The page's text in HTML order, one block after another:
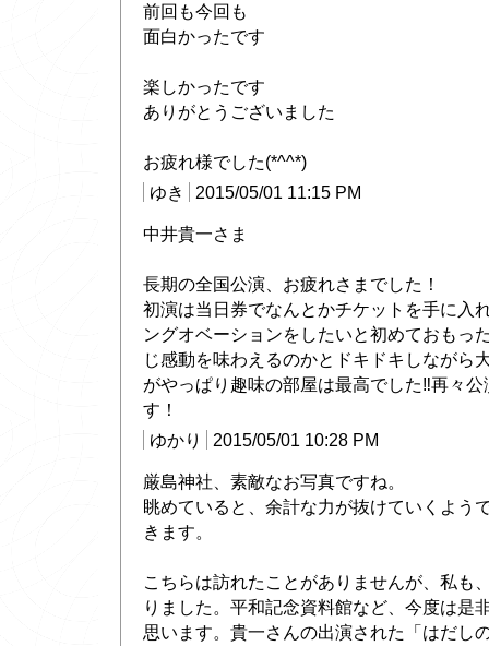
前回も今回も
面白かったです
楽しかったです
ありがとうございました
お疲れ様でした(*^^*)
ゆき
2015/05/01 11:15 PM
中井貴一さま
長期の全国公演、お疲れさまでした！
初演は当日券でなんとかチケットを手に入
ングオベーションをしたいと初めておもっ
じ感動を味わえるのかとドキドキしながら
がやっぱり趣味の部屋は最高でした‼︎再々
す！
ゆかり
2015/05/01 10:28 PM
厳島神社、素敵なお写真ですね。
眺めていると、余計な力が抜けていくよう
きます。
こちらは訪れたことがありませんが、私も
りました。平和記念資料館など、今度は是
思います。貴一さんの出演された「はだし